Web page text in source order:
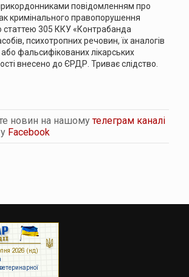
повідомленням про
кримінального правопорушення
статтею 305 ККУ «Контрабанда
психотропних речовин, їх аналогів
фальсифікованих лікарських
внесено до ЄРДР. Триває слідство.
новин на нашомутелеграм каналі
Facebook